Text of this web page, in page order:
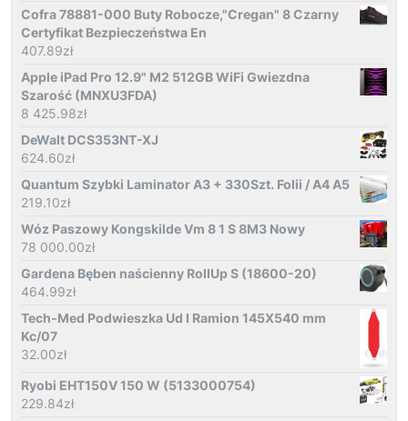
Cofra 78881-000 Buty Robocze,"Cregan" 8 Czarny
Certyfikat Bezpieczeństwa En
407.89zł
Apple iPad Pro 12.9" M2 512GB WiFi Gwiezdna
Szarość (MNXU3FDA)
8 425.98zł
DeWalt DCS353NT-XJ
624.60zł
Quantum Szybki Laminator A3 + 330Szt. Folii / A4 A5
219.10zł
Wóz Paszowy Kongskilde Vm 8 1 S 8M3 Nowy
78 000.00zł
Gardena Bęben naścienny RollUp S (18600-20)
464.99zł
Tech-Med Podwieszka Ud I Ramion 145X540 mm
Kc/07
32.00zł
Ryobi EHT150V 150 W (5133000754)
229.84zł